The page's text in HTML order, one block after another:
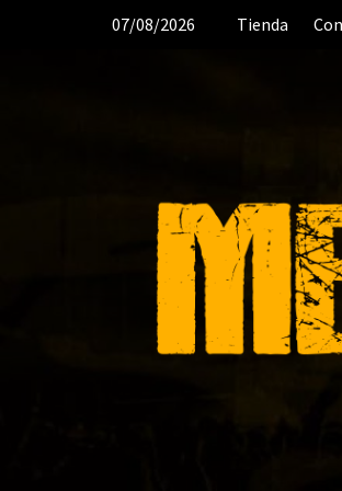
07/08/2026 Tienda